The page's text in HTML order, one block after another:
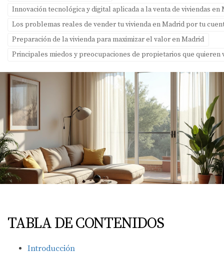
Innovación tecnológica y digital aplicada a la venta de viviendas en
Los problemas reales de vender tu vivienda en Madrid por tu
Preparación de la vivienda para maximizar el valor en Madrid
Principales miedos y preocupaciones de propietarios que quieren
TABLA DE CONTENIDOS
Introducción